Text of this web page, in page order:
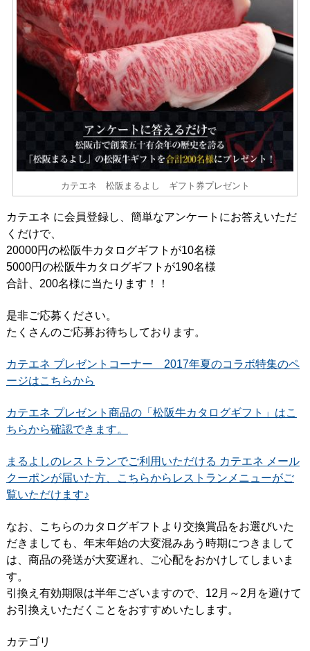
カテエネ 松阪まるよし ギフト券プレゼント
カテエネ に会員登録し、簡単なアンケートにお答えいただ
くだけで、
20000円の松阪牛カタログギフトが10名様
5000円の松阪牛カタログギフトが190名様
合計、200名様に当たります！！
是非ご応募ください。
たくさんのご応募お待ちしております。
カテエネ プレゼントコーナー 2017年夏のコラボ特集のペ
ージはこちらから
カテエネ プレゼント商品の「松阪牛カタログギフト」はこ
ちらから確認できます。
まるよしのレストランでご利用いただける カテエネ メール
クーポンが届いた方、こちらからレストランメニューがご
覧いただけます♪
なお、こちらのカタログギフトより交換賞品をお選びいた
だきましても、年末年始の大変混みあう時期につきまして
は、商品の発送が大変遅れ、ご心配をおかけしてしまいま
す。
引換え有効期限は半年ございますので、12月～2月を避けて
お引換えいただくことをおすすめいたします。
カテゴリ